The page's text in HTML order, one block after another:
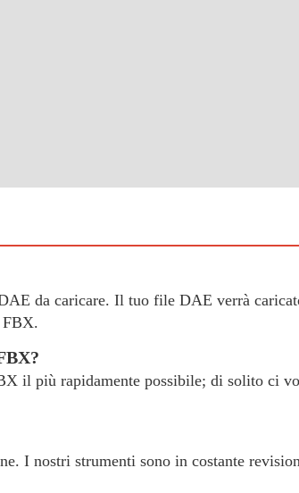
da caricare. Il tuo file DAE verrà
FBX.
il più rapidamente possibile; di solito ci
I nostri strumenti sono in costante